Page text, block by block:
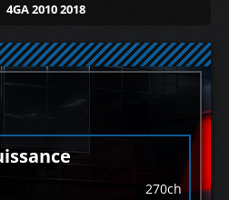
4GA 2010 2018
270ch